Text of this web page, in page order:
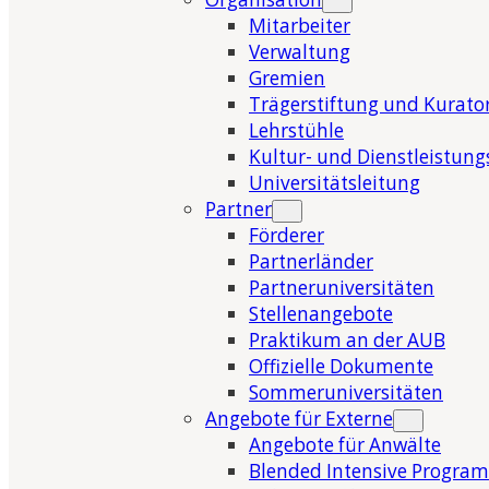
Mitarbeiter
Verwaltung
Gremien
Trägerstiftung und
Lehrstühle
Kultur- und
Universitätsleitung
Partner
Förderer
Partnerländer
Partneruniversitäten
Stellenangebote
Praktikum an der AUB
Offizielle Dokumente
Sommeruniversitäten
Angebote für Externe
Angebote für Anwälte
Blended Intensive Program